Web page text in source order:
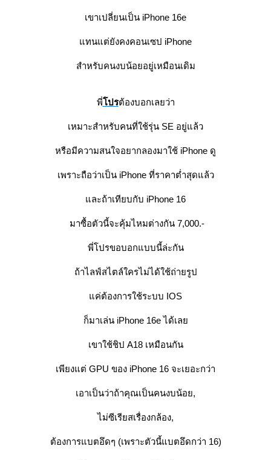
เขาเปลี่ยนเป็น iPhone 16e
ทนแต่ยังคงคอนเซป iPhone
สำหรับคนงบน้อยอยู่เหมือนเดิม
พี่ปรต้องบอกเลยว่า
เหมาะสำหรับคนที่ใช้รุ่น SE อยู่แล้ว
หรือมีความสนใจอยากลองมาใช้ iPhone ดู
เพราะถือว่าเป็น iPhone ที่ราคาต่ำสุดแล้ว
ละถ้าเทียบกับ iPhone 16
มาซื้อตัวนี้จะคุ้มไหมต่างกัน 7,000.-
พี่โปรขอบอกแบบนี้ล่ะกัน
ถ้าไลฟ์สไตล์ใครไม่ได้ใช้ถ่ายรูป
ค่ต้องการใช้ระบบ IOS
ก็มาเล่น iPhone 16e ได้เล
เขาใช้ชิป A18 เหมือนกัน
เพียงแต่ GPU ของ iPhone 16 จะเยอะกว่า
เอาเป็นว่าถ้าคุณเป็นคนงบน้อย,
ไม่ซีเรียสเรื่องกล้อง,
ต้องการแบตอึดๆ (เพราะตัวนี้แบตอึดกว่า 16)